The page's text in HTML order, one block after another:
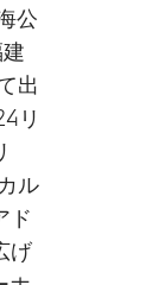
公
出
リ
ル
ド
げ